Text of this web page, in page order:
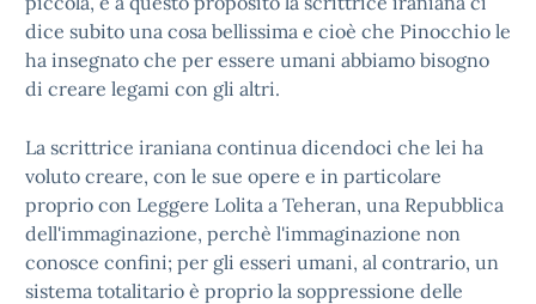
dice subito una cosa bellissima e cioè che Pinocchio le
ha insegnato che per essere umani abbiamo bisogno
di creare legami con gli altri.
La scrittrice iraniana continua dicendoci che lei ha
voluto creare, con le sue opere e in particolare
proprio con Leggere Lolita a Teheran, una Repubblica
dell'immaginazione, perchè l'immaginazione non
conosce confini; per gli esseri umani, al contrario, un
sistema totalitario è proprio la soppressione delle